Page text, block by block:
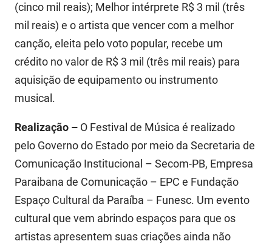
(cinco mil reais); Melhor intérprete R$ 3 mil (três
mil reais) e o artista que vencer com a melhor
canção, eleita pelo voto popular, recebe um
crédito no valor de R$ 3 mil (três mil reais) para
aquisição de equipamento ou instrumento
musical.
Realização – O Festival de Música é realizado
pelo Governo do Estado por meio da Secretaria de
Comunicação Institucional – Secom-PB, Empresa
Paraibana de Comunicação – EPC e Fundação
Espaço Cultural da Paraíba – Funesc. Um evento
cultural que vem abrindo espaços para que os
artistas apresentem suas criações ainda não